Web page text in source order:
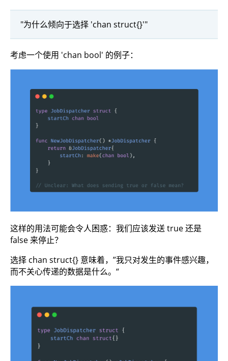
"为什么倾向于选择 'chan struct{}'"
考虑一个使用 'chan bool' 的例子：
这样的用法可能会令人困惑：我们应该发送 true 还是
false 来停止？
选择 chan struct{} 意味着，”我只对发生的事件感兴趣，
而不关心传递的数据是什么。“